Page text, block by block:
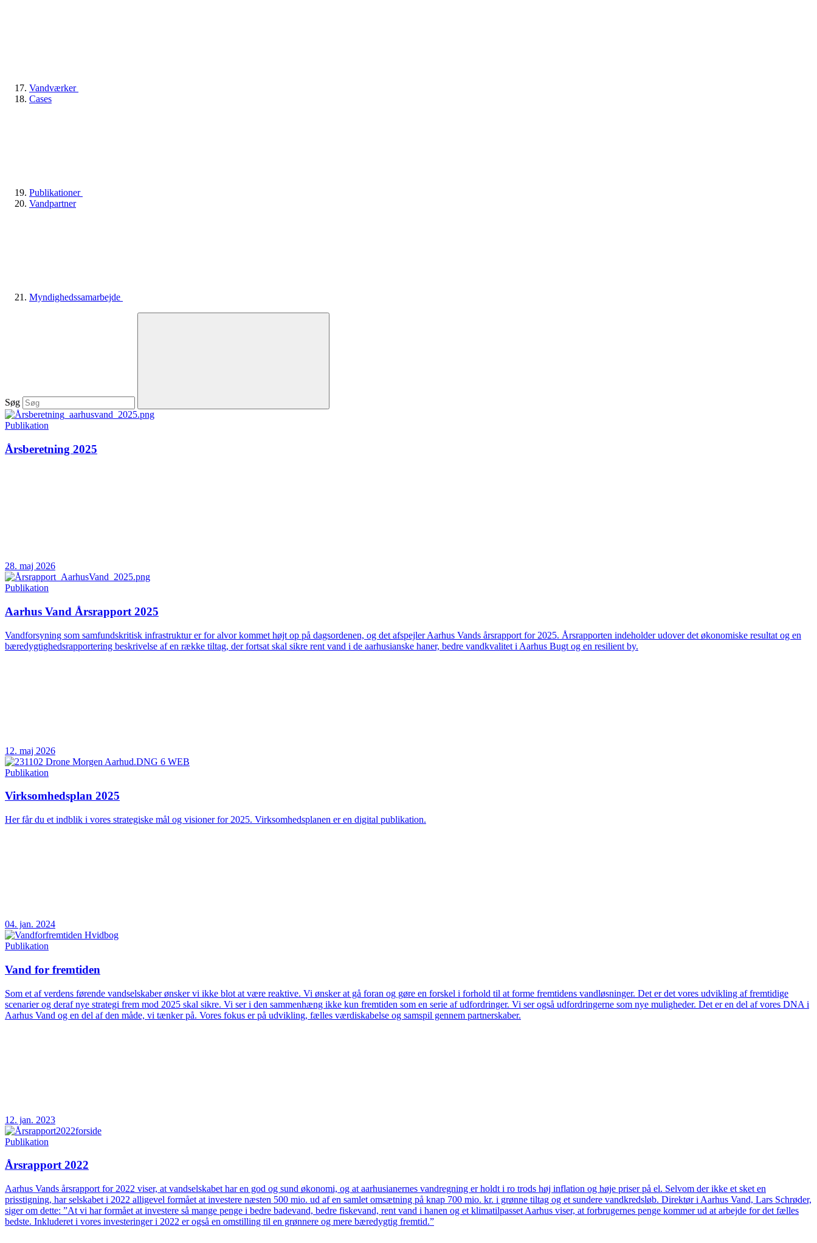
Vandværker
Cases
Publikationer
Vandpartner
Myndighedssamarbejde
Søg
Publikation
Årsberetning 2025
28. maj 2026
Publikation
Aarhus Vand Årsrapport 2025
Vandforsyning som samfundskritisk infrastruktur er for alvor kommet højt op på dagsordenen, og det afspejler Aarhus Vands årsrapport for 2025. Årsrapporten indeholder udover det økonomiske resultat og en
bæredygtighedsrapportering beskrivelse af en række tiltag, der fortsat skal sikre rent vand i de aarhusianske haner, bedre vandkvalitet i Aarhus Bugt og en resilient by.
12. maj 2026
Publikation
Virksomhedsplan 2025
Her får du et indblik i vores strategiske mål og visioner for 2025. Virksomhedsplanen er en digital publikation.
04. jan. 2024
Publikation
Vand for fremtiden
Som et af verdens førende vandselskaber ønsker vi ikke blot at være reaktive. Vi ønsker at gå foran og gøre en forskel i forhold til at forme fremtidens vandløsninger. Det er det vores udvikling af fremtidige
scenarier og deraf nye strategi frem mod 2025 skal sikre. Vi ser i den sammenhæng ikke kun fremtiden som en serie af udfordringer. Vi ser også udfordringerne som nye muligheder. Det er en del af vores DNA i
Aarhus Vand og en del af den måde, vi tænker på. Vores fokus er på udvikling, fælles værdiskabelse og samspil gennem partnerskaber.
12. jan. 2023
Publikation
Årsrapport 2022
Aarhus Vands årsrapport for 2022 viser, at vandselskabet har en god og sund økonomi, og at aarhusianernes vandregning er holdt i ro trods høj inflation og høje priser på el. Selvom der ikke et sket en
prisstigning, har selskabet i 2022 alligevel formået at investere næsten 500 mio. ud af en samlet omsætning på knap 700 mio. kr. i grønne tiltag og et sundere vandkredsløb. Direktør i Aarhus Vand, Lars Schrøder,
siger om dette: ”At vi har formået at investere så mange penge i bedre badevand, bedre fiskevand, rent vand i hanen og et klimatilpasset Aarhus viser, at forbrugernes penge kommer ud at arbejde for det fælles
bedste. Inkluderet i vores investeringer i 2022 er også en omstilling til en grønnere og mere bæredygtig fremtid.”